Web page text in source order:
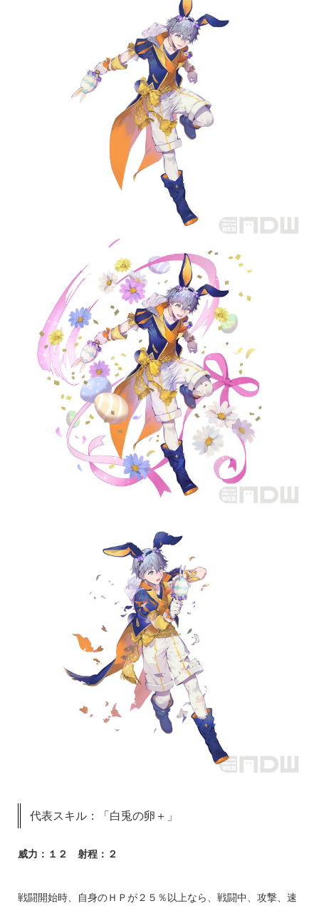
代表スキル：「白兎の卵＋」
威力：１２ 射程：２
戦闘開始時、自身のＨＰが２５％以上なら、戦闘中、攻撃、速